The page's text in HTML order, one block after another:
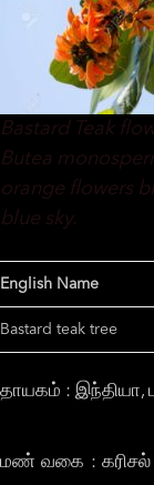
Bastard Teak
Butea
orange flowers
blue sky.
English Name
Bastard teak tree
தாயகம் :
மண் வகை :